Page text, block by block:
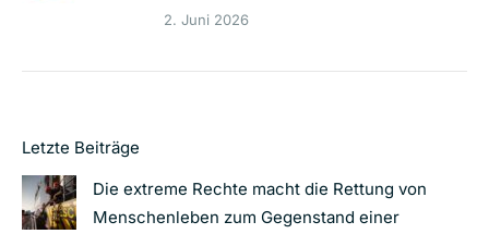
2. Juni 2026
Letzte Beiträge
Die extreme Rechte macht die Rettung von
Menschenleben zum Gegenstand einer